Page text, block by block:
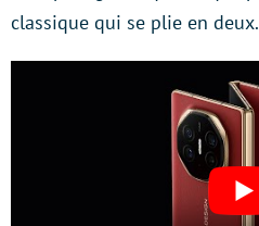
classique qui se plie en deux.